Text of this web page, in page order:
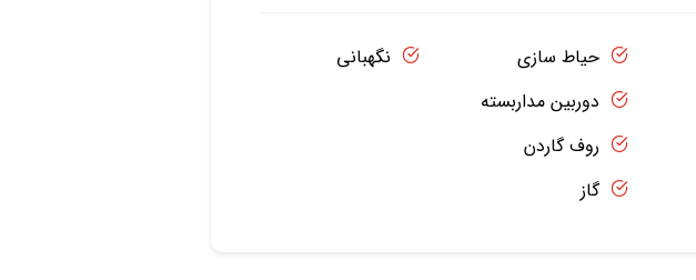
حیاط سازی
دوربین مداربسته
روف گاردن
گاز
نگهبانی